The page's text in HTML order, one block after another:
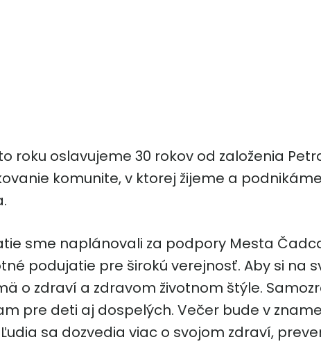
roku oslavujeme 30 rokov od založenia
komunite, v ktorej žijeme a
sme naplánovali za podpory Mesta
podujatie pre širokú verejnosť. Aby si na
o zdraví a zdravom životnom štýle.
pre deti aj dospelých. Večer bude v
sa dozvedia viac o svojom zdraví,